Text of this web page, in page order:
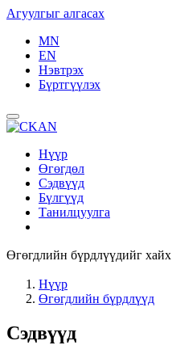
Агуулгыг алгасах
MN
EN
Нэвтрэх
Бүртгүүлэх
Нүүр
Өгөгдөл
Сэдвүүд
Бүлгүүд
Танилцуулга
Өгөгдлийн бүрдлүүдийг хайх
Нүүр
Өгөгдлийн бүрдлүүд
Сэдвүүд